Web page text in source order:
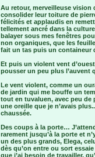
Au retour, merveilleuse vision
consolider leur toiture de
félicités et applaudis en
tellement ancré dans la
balayer sous mes fenêtres
non organiques, que les
fait un tas puis un containeur
Et puis un violent vent
pousser un peu plus l’auvent
Le vent violent, comme un
de jardin qui me bouffe un
tout en tuvaluen, avec peu
une oreille que je n’avais
chaussée.
Des coups à la porte…
rarement jusqu’à la porte et
un des plus grands, Elega,
dès qu’on entre ou sort
que j’ai besoin de travailler,